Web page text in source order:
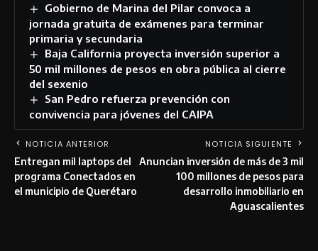
Gobierno de Marina del Pilar convoca a
jornada gratuita de exámenes para terminar
primaria y secundaria
Baja California proyecta inversión superior a
50 mil millones de pesos en obra pública al cierre
del sexenio
San Pedro refuerza prevención con
convivencia para jóvenes del CAIPA
NOTICIA ANTERIOR
Entregan mil laptops del
programa Conectados en
el municipio de Querétaro
NOTICIA SIGUIENTE
Anuncian inversión de más de 3 mil
100 millones de pesos para
desarrollo inmobiliario en
Aguascalientes